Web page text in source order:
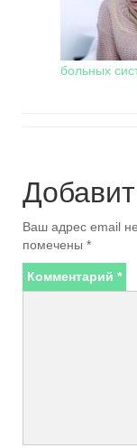
больных
Ваш адрес email
помечены *
Комментарий *